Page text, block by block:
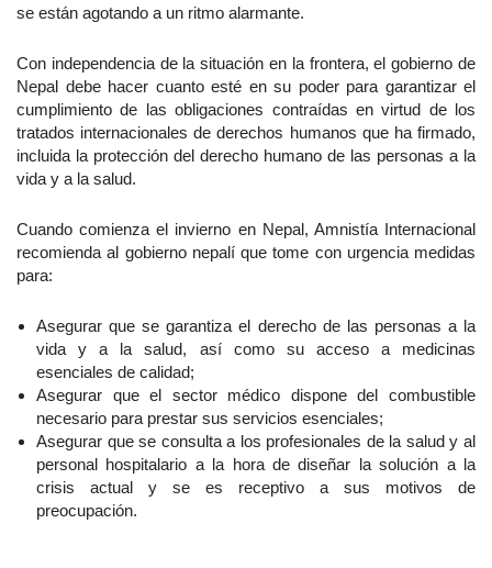
se están agotando a un ritmo alarmante.
Con independencia de la situación en la frontera, el gobierno de
Nepal debe hacer cuanto esté en su poder para garantizar el
cumplimiento de las obligaciones contraídas en virtud de los
tratados internacionales de derechos humanos que ha firmado,
incluida la protección del derecho humano de las personas a la
vida y a la salud.
Cuando comienza el invierno en Nepal, Amnistía Internacional
recomienda al gobierno nepalí que tome con urgencia medidas
para:
Asegurar que se garantiza el derecho de las personas a la
vida y a la salud, así como su acceso a medicinas
esenciales de calidad;
Asegurar que el sector médico dispone del combustible
necesario para prestar sus servicios esenciales;
Asegurar que se consulta a los profesionales de la salud y al
personal hospitalario a la hora de diseñar la solución a la
crisis actual y se es receptivo a sus motivos de
preocupación.